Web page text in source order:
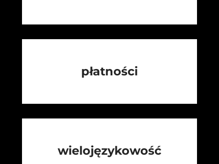
płatności
wielojęzykowość